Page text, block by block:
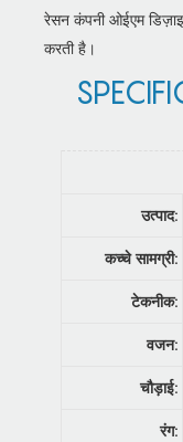
रेसन कंपनी ओईएम
करती है।
उत्पाद:
कच्चे सामग्री:
टेकनीक:
वजन:
चौड़ाई:
रंग: